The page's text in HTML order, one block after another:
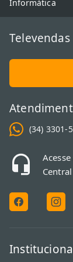
sala?</
multiplique a
tela sem
Informática
Televendas
(34) 3301-
Acesse